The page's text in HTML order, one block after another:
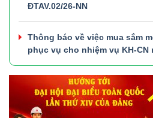
ĐTAV.02/26-NN
Thông báo về việc mua sắm
phục vụ cho nhiệm vụ KH-CN